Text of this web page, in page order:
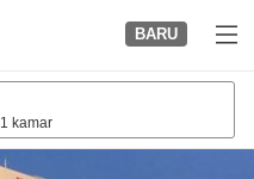
BARU
1 kamar